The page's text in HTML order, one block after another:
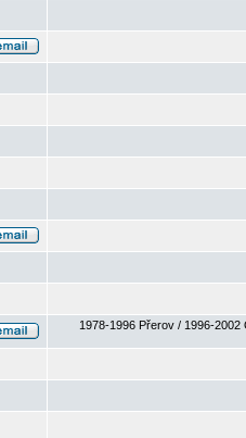
1978-1996 Přerov / 1996-2002